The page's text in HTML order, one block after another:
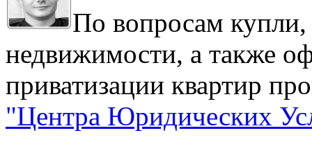
По вопросам
недвижимости, а также
приватизации квартир
"Центра Юридических